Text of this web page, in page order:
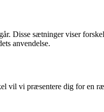
Disse sætninger viser
anvendelse.
vil vi præsentere dig for en